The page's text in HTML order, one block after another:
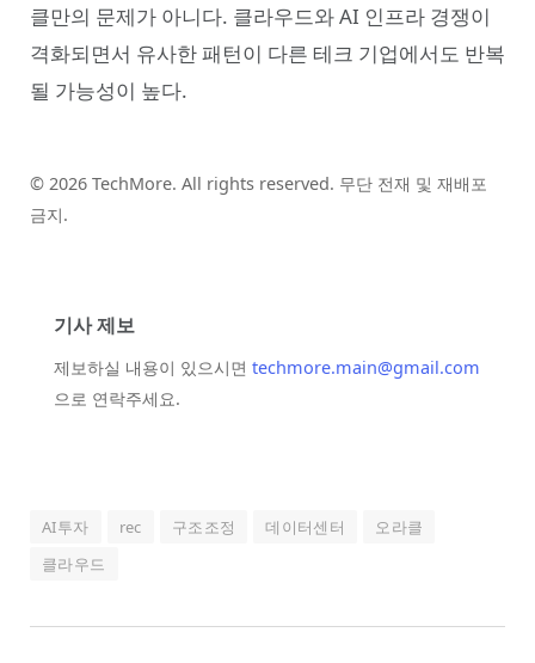
클만의 문제가 아니다. 클라우드와 AI 인프라 경쟁이
격화되면서 유사한 패턴이 다른 테크 기업에서도 반복
될 가능성이 높다.
© 2026 TechMore. All rights reserved. 무단 전재 및 재배포
금지.
기사 제보
제보하실 내용이 있으시면 techmore.main@gmail.com
으로 연락주세요.
AI투자 rec 구조조정 데이터센터
오라클
클라우드